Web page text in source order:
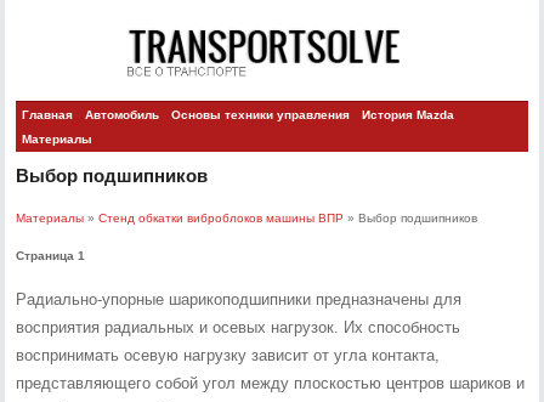
Главная Автомобиль Основы техники управления
История Mazda
Материалы
Выбор подшипников
Материалы »Стенд обкатки виброблоков машины ВПР » Выбор подшипников
Страница 1
Радиально-упорные шарикоподшипники предназначены для
восприятия радиальных и осевых нагрузок. Их способность
воспринимать осевую нагрузку зависит от угла контакта,
представляющего собой угол между плоскостью центров шариков и